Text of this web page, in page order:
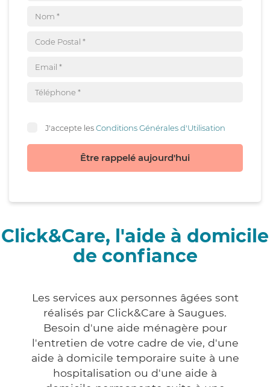
J'accepte lesConditions Générales d'Utilisation
Être rappelé aujourd'hui
Click&Care, l'aide à domicile
de confiance
Les services aux personnes âgées sont
réalisés par Click&Care à Saugues.
Besoin d'une aide ménagère pour
l'entretien de votre cadre de vie, d'une
aide à domicile temporaire suite à une
hospitalisation ou d'une aide à